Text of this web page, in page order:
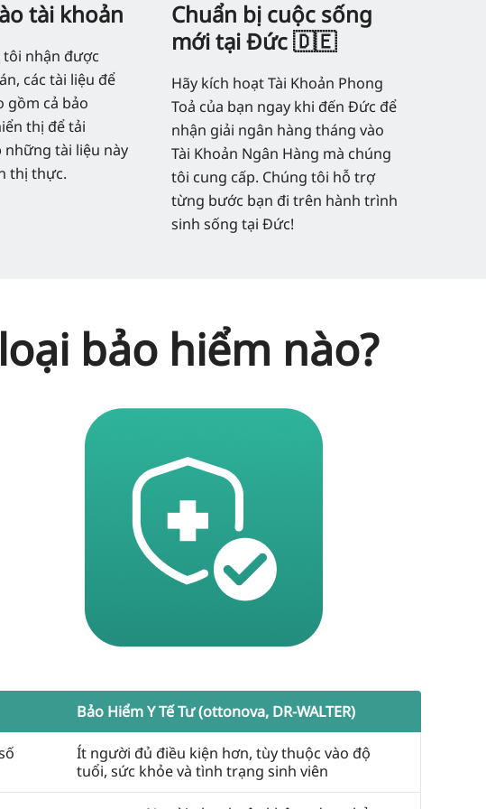
tài khoản
tôi nhận được
các tài liệu để
gồm cả bảo
thị để tải
những tài liệu này
thị thực.
Chuẩn bị cuộc sống
mới tại Đức 🇩🇪
Hãy kích hoạt Tài Khoản Phong
Toả của bạn ngay khi đến Đức để
nhận giải ngân hàng tháng vào
Tài Khoản Ngân Hàng mà chúng
tôi cung cấp. Chúng tôi hỗ trợ
từng bước bạn đi trên hành trình
sinh sống tại Đức!
bảo hiểm nào?
Bảo Hiểm Y Tế Tư (ottonova, DR-WALTER)
Ít người đủ điều kiện hơn, tùy thuộc vào độ
tuổi, sức khỏe và tình trạng sinh viên